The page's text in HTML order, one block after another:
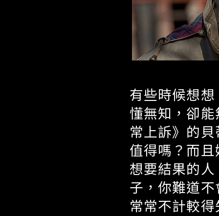
有些時候想
懂無知，卻
常上訴》的
值得嗎？而
想要結果的
子，你難道
常常不計較